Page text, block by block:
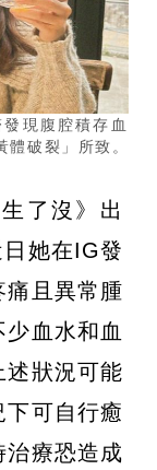
現腹腔積存血
破裂」所致。
了沒》出
她在IG發
痛且異常腫
血水和血
述狀況可能
下可自行癒
治療恐造成